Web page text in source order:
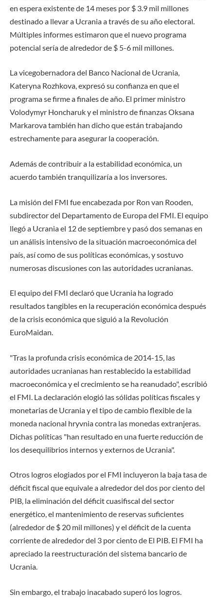
en espera existente de 14 meses por $ 3.9 mil millones
destinado a llevar a Ucrania a través de su año electoral.
Múltiples informes estimaron que el nuevo programa
potencial sería de alrededor de $ 5-6 mil millones.
La vicegobernadora del Banco Nacional de Ucrania,
Kateryna Rozhkova, expresó su confianza en que el
programa se firme a finales de año. El primer ministro
Volodymyr Honcharuk y el ministro de finanzas Oksana
Markarova también han dicho que están trabajando
estrechamente para asegurar la cooperación.
Además de contribuir a la estabilidad económica, un
acuerdo también tranquilizaría a los inversores.
La misión del FMI fue encabezada por Ron van Rooden,
subdirector del Departamento de Europa del FMI. El equipo
llegó a Ucrania el 12 de septiembre y pasó dos semanas en
un análisis intensivo de la situación macroeconómica del
país, así como de sus políticas económicas, y sostuvo
numerosas discusiones con las autoridades ucranianas.
El equipo del FMI declaró que Ucrania ha logrado
resultados tangibles en la recuperación económica después
de la crisis económica que siguió a la Revolución
EuroMaidan.
"Tras la profunda crisis económica de 2014-15, las
autoridades ucranianas han restablecido la estabilidad
macroeconómica y el crecimiento se ha reanudado", escribió
el FMI. La declaración elogió las sólidas políticas fiscales y
monetarias de Ucrania y el tipo de cambio flexible de la
moneda nacional hryvnia contra las monedas extranjeras.
Dichas políticas "han resultado en una fuerte reducción de
los desequilibrios internos y externos de Ucrania".
Otros logros elogiados por el FMI incluyeron la baja tasa de
déficit fiscal que equivale a alrededor del dos por ciento del
PIB, la eliminación del déficit cuasifiscal del sector
energético, el mantenimiento de reservas suficientes
(alrededor de $ 20 mil millones) y el déficit de la cuenta
corriente de alrededor del 3 por ciento de El PIB. El FMI ha
apreciado la reestructuración del sistema bancario de
Ucrania.
Sin embargo, el trabajo inacabado superó los logros.